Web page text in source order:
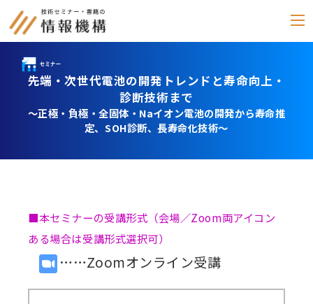
セミナー
書籍
(テキスト郵送)
雑誌
「化学物質管理」
セミナーアーカイブ
先端・次世代電池の開発トレンドと寿命向上・
診断技術まで
～正極・負極・全固体・Naイオン電池の開発から寿命推
定、SOH診断、長寿命化技術～
■本セミナーの受講形式（会場／Zoom両アイコン
ある場合は受講形式選択可）
……Zoomオンライン受講